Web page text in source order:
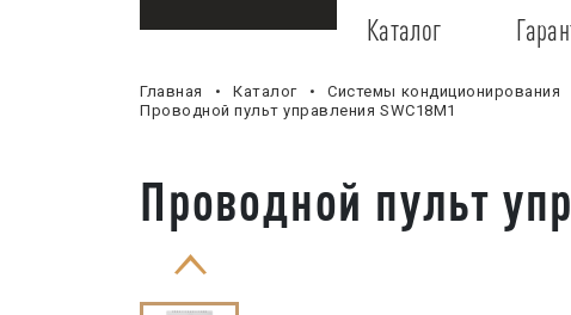
Каталог
Главная Каталог Системы кондиционирования
Проводной пульт управления SWC18M1
Проводной пульт